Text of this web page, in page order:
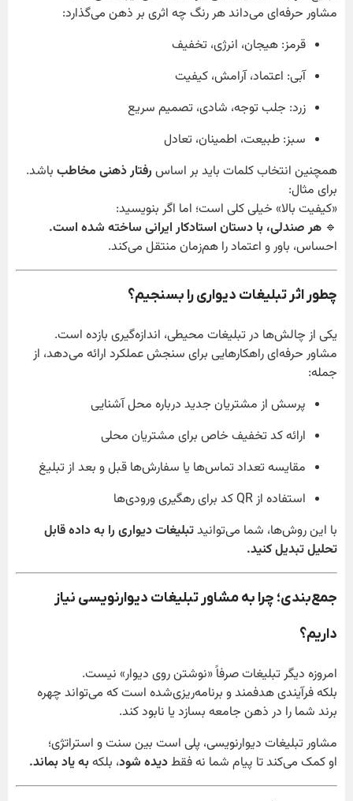
مشاور حرفه‌ای می‌داند هر رنگ چه اثری بر ذهن می‌گذارد:
قرمز: هیجان، انرژی، تخفیف
آبی: اعتماد، آرامش، کیفیت
زرد: جلب توجه، شادی، تصمیم سریع
سبز: طبیعت، اطمینان، تعادل
همچنین انتخاب کلمات باید بر اساس رفتار ذهنی مخاطب باشد.
برای مثال:
«کیفیت بالا» خیلی کلی است؛ اما اگر بنویسید:
🔹 هر صندلی، با دستان استادکار ایرانی ساخته شده است.
احساس، باور و اعتماد را هم‌زمان منتقل می‌کند.
چطور اثر تبلیغات دیواری را بسنجیم؟
یکی از چالش‌ها در تبلیغات محیطی، اندازه‌گیری بازده است.
مشاور حرفه‌ای راهکارهایی برای سنجش عملکرد ارائه می‌دهد، از
جمله:
پرسش از مشتریان جدید درباره محل آشنایی
ارائه کد تخفیف خاص برای مشتریان محلی
مقایسه تعداد تماس‌ها یا سفارش‌ها قبل و بعد از تبلیغ
استفاده از QR کد برای رهگیری ورودی‌ها
با این روش‌ها، شما می‌توانیدتبلیغات دیواری را به داده قابل
تحلیل تبدیل کنید.
جمع‌بندی؛ چرا به مشاور تبلیغات دیوارنویسی نیاز
داریم؟
امروزه دیگر تبلیغات صرفاً «نوشتن روی دیوار» نیست.
بلکه فرآیندی هدفمند و برنامه‌ریزی‌شده است که می‌تواند چهره
برند شما را در ذهن جامعه بسازد یا نابود کند.
مشاور تبلیغات دیوارنویسی، پلی است بین سنت و استراتژی؛
او کمک می‌کند تا پیام شما نه فقطدیده شود، بلکهبه یاد بماند.